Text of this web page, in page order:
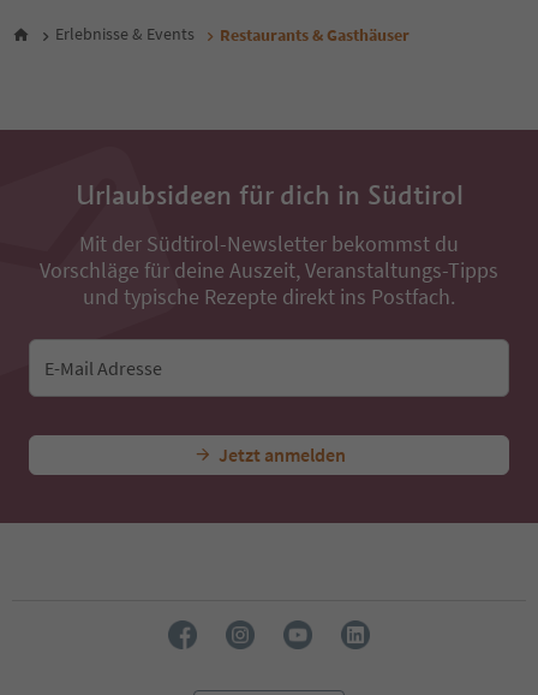
Erlebnisse & Events Restaurants & Gasthäuser
Urlaubsideen für dich in Südtirol
Mit der Südtirol-Newsletter bekommst du
Vorschläge für deine Auszeit, Veranstaltungs-Tipps
und typische Rezepte direkt ins Postfach.
E-Mail Adresse
Jetzt anmelden